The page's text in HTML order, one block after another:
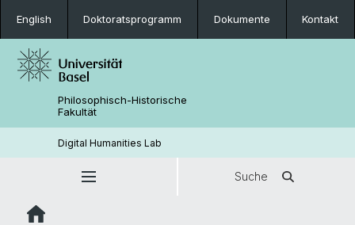
English Doktoratsprogramm Dokumente Kontakt
Philosophisch-Historische
Fakultät
Digital Humanities Lab
Suche